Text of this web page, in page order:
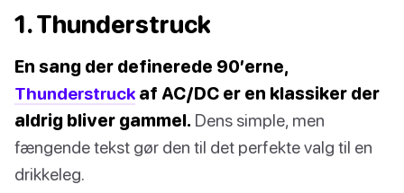
1. Thunderstruck
En sang der definerede 90’erne,
Thunderstruck af AC/DC er en klassiker der
aldrig bliver gammel. Dens simple, men
fængende tekst gør den til det perfekte valg til en
drikkeleg.